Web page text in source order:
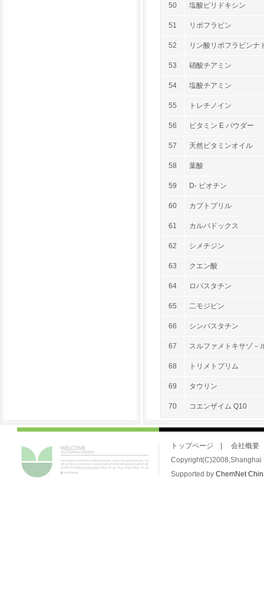
50 塩酸ピリドキシン
51 リボフラビン
52 リン酸リボフラビンナ
53 硝酸チアミン
54 塩酸チアミン
55 トレチノイン
56 ビタミン E パウダー
57 天然ビタミンオイル
58 葉酸
59 D- ビオチン
60 カプトプリル
61 カルバドックス
62 シメチジン
63 クエン酸
64 ロバスタチン
65 二モジピン
66 シンバスタチン
67 スルファメトキサゾ－
68 トリメトプリム
69 タウリン
70 コエンザイム Q10
トップページ 会社概要
Copyright(C)2008,Shanghai
Supported by ChemNet